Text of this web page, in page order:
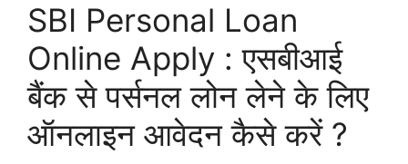
SBI Personal Loan
Online Apply : एसबीआई
बैंक से पर्सनल लोन लेने के लिए
ऑनलाइन आवेदन कैसे करें ?